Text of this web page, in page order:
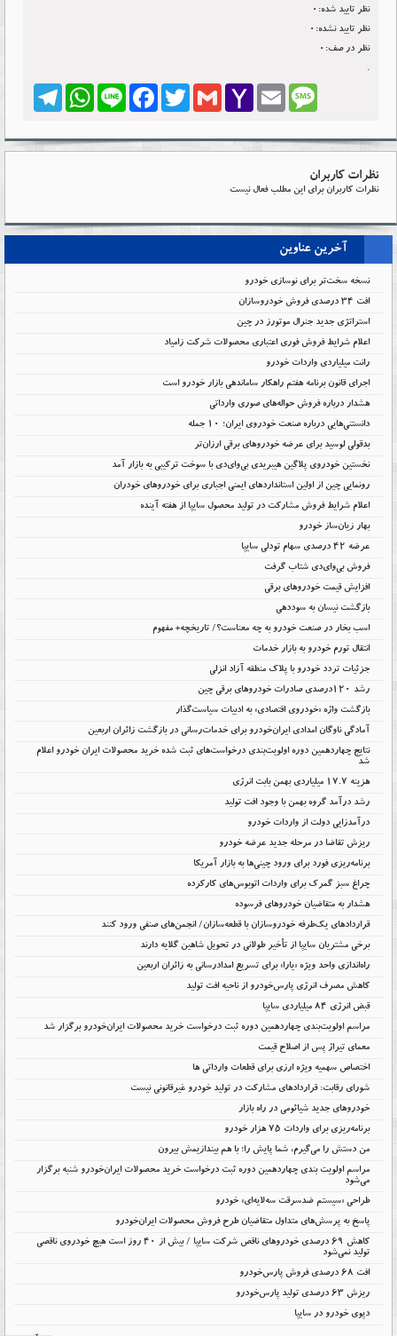
نظر تایید شده:0
نظر تایید نشده:0
نظر در صف:0
TelegramWhatsApp LineFacebook Twitter Gmail
Yahoo
Email Message
نظرات کاربران
نظرات کاربران برای این مطلب فعال نیست
آخرین عناوین
نسخه سخت‌تر برای نوسازی خودرو
افت ۳۴ درصدی فروش خودروسازان
استراتژی جدید جنرال موتورز در چین
اعلام شرایط فروش فوری اعتباری محصولات شرکت زامیاد
رانت میلیاردی واردات خودرو
اجرای قانون برنامه هفتم راهکار ساماندهی بازار خودرو است
هشدار درباره فروش حواله‌های صوری وارداتی
دانستنی‌هایی درباره صنعت خودروی ایران؛ ۱۰ جمله
بدقولی لوسید برای عرضه خودروهای برقی ارزان‌تر
نخستین خودروی پلاگین هیبریدی بی‌وای‌دی با سوخت ترکیبی به بازار آمد
رونمایی چین از اولین استانداردهای ایمنی اجباری برای خودروهای خودران
اعلام شرایط فروش مشارکت در تولید محصول سایپا از هفته آینده
بهار زیان‌ساز خودرو
عرضه ۴۲ درصدی سهام تودلی سایپا
فروش بی‌وای‌دی شتاب گرفت
افزایش قیمت خودروهای برقی
بازگشت نیسان به سوددهی
اسب بخار در صنعت خودرو به چه معناست؟/ تاریخچه+ مفهوم
انتقال تورم خودرو به بازار خدمات
جزئیات تردد خودرو با پلاک منطقه آزاد انزلی
رشد ۱۲۰درصدی صادرات خودروهای برقی چین
بازگشت واژه «خودروی اقتصادی» به ادبیات سیاست‌گذار
آمادگی ناوگان امدادی ایران‌خودرو برای خدمات‌رسانی در بازگشت زائران اربعین
نتایج چهاردهمین دوره اولویت‌بندی درخواست‌های ثبت شده خرید محصولات ایران خودرو اعلام
شد
هزینه ۱۷.۷ میلیاردی بهمن بابت انرژی
رشد درآمد گروه بهمن با وجود افت تولید
درآمدزایی دولت از واردات خودرو
ریزش تقاضا در مرحله جدید عرضه خودرو
برنامه‌ریزی فورد برای ورود چینی‌ها به بازار آمریکا
چراغ سبز گمرک برای واردات اتوبوس‌های کارکرده
هشدار به متقاضیان خودروهای فرسوده
قراردادهای یک‌طرفه خودروسازان با قطعه‌سازان/ انجمن‌های صنفی ورود کنند
برخی مشتریان سایپا از تأخیر طولانی در تحویل شاهین گلایه دارند
راه‌اندازی واحد ویژه «یارا» برای تسریع امدادرسانی به زائران اربعین
کاهش مصرف انرژی پارس‌خودرو از ناحیه افت تولید
قبض انرژی ۸۴ میلیاردی سایپا
مراسم اولویت‌بندی چهاردهمین دوره ثبت درخواست خرید محصولات ایران‌خودرو برگزار شد
معمای تیراژ پس از اصلاح قیمت
اختصاص سهمیه ویژه ارزی برای قطعات وارداتی ها
شورای رقابت: قراردادهای مشارکت در تولید خودرو غیرقانونی نیست
خودروهای جدید شیائومی در راه بازار
برنامه‌ریزی برای واردات ۷۵ هزار خودرو
من دستش را می‌گیرم، شما پایش را؛ با هم بیندازیمش بیرون
مراسم اولویت بندی چهاردهمین دوره ثبت درخواست خرید محصولات ایران‌خودرو شنبه برگزار
می‌شود
طراحی «سیستم ضدسرقت سه‌لایه‌ای» خودرو
پاسخ به پرسش‌های متداول متقاضیان طرح فروش محصولات ایران‌خودرو
کاهش ۶۹ درصدی خودروهای ناقص شرکت سایپا / بیش از ۴۰ روز است هیچ خودروی ناقصی
تولید نمی‌شود
افت 68 درصدی فروش پارس‌خودرو
ریزش 63 درصدی تولید پارس‌خودرو
دپوی خودرو در سایپا